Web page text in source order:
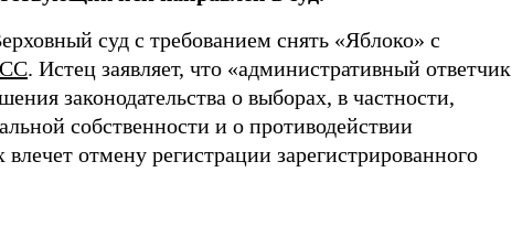
суд с требованием снять «Яблоко» с
. Истец заявляет, что «административный ответчик
законодательства о выборах, в частности,
собственности и о противодействии
отмену регистрации зарегистрированного